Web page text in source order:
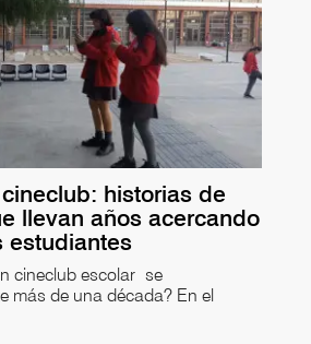
historias de
llevan años acercando
estudiantes
cineclub escolar se
más de una década? En el